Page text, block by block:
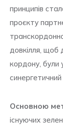
принципів
проєкту
довкілля, щоб
кордону, були
Основною
існуючих